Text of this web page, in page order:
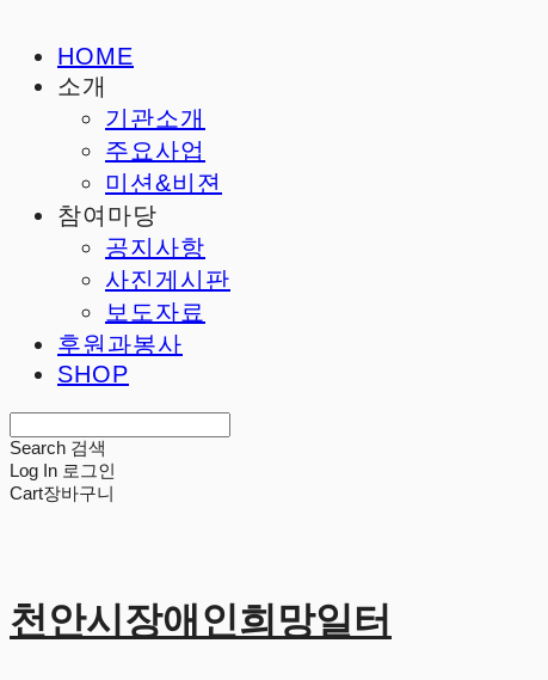
HOME
소개
기관소개
주요사업
미션&비젼
참여마당
공지사항
사진게시판
보도자료
후원과봉사
SHOP
Search 검색
Log In 로그인
Cart장바구니
천안시장애인희망일터